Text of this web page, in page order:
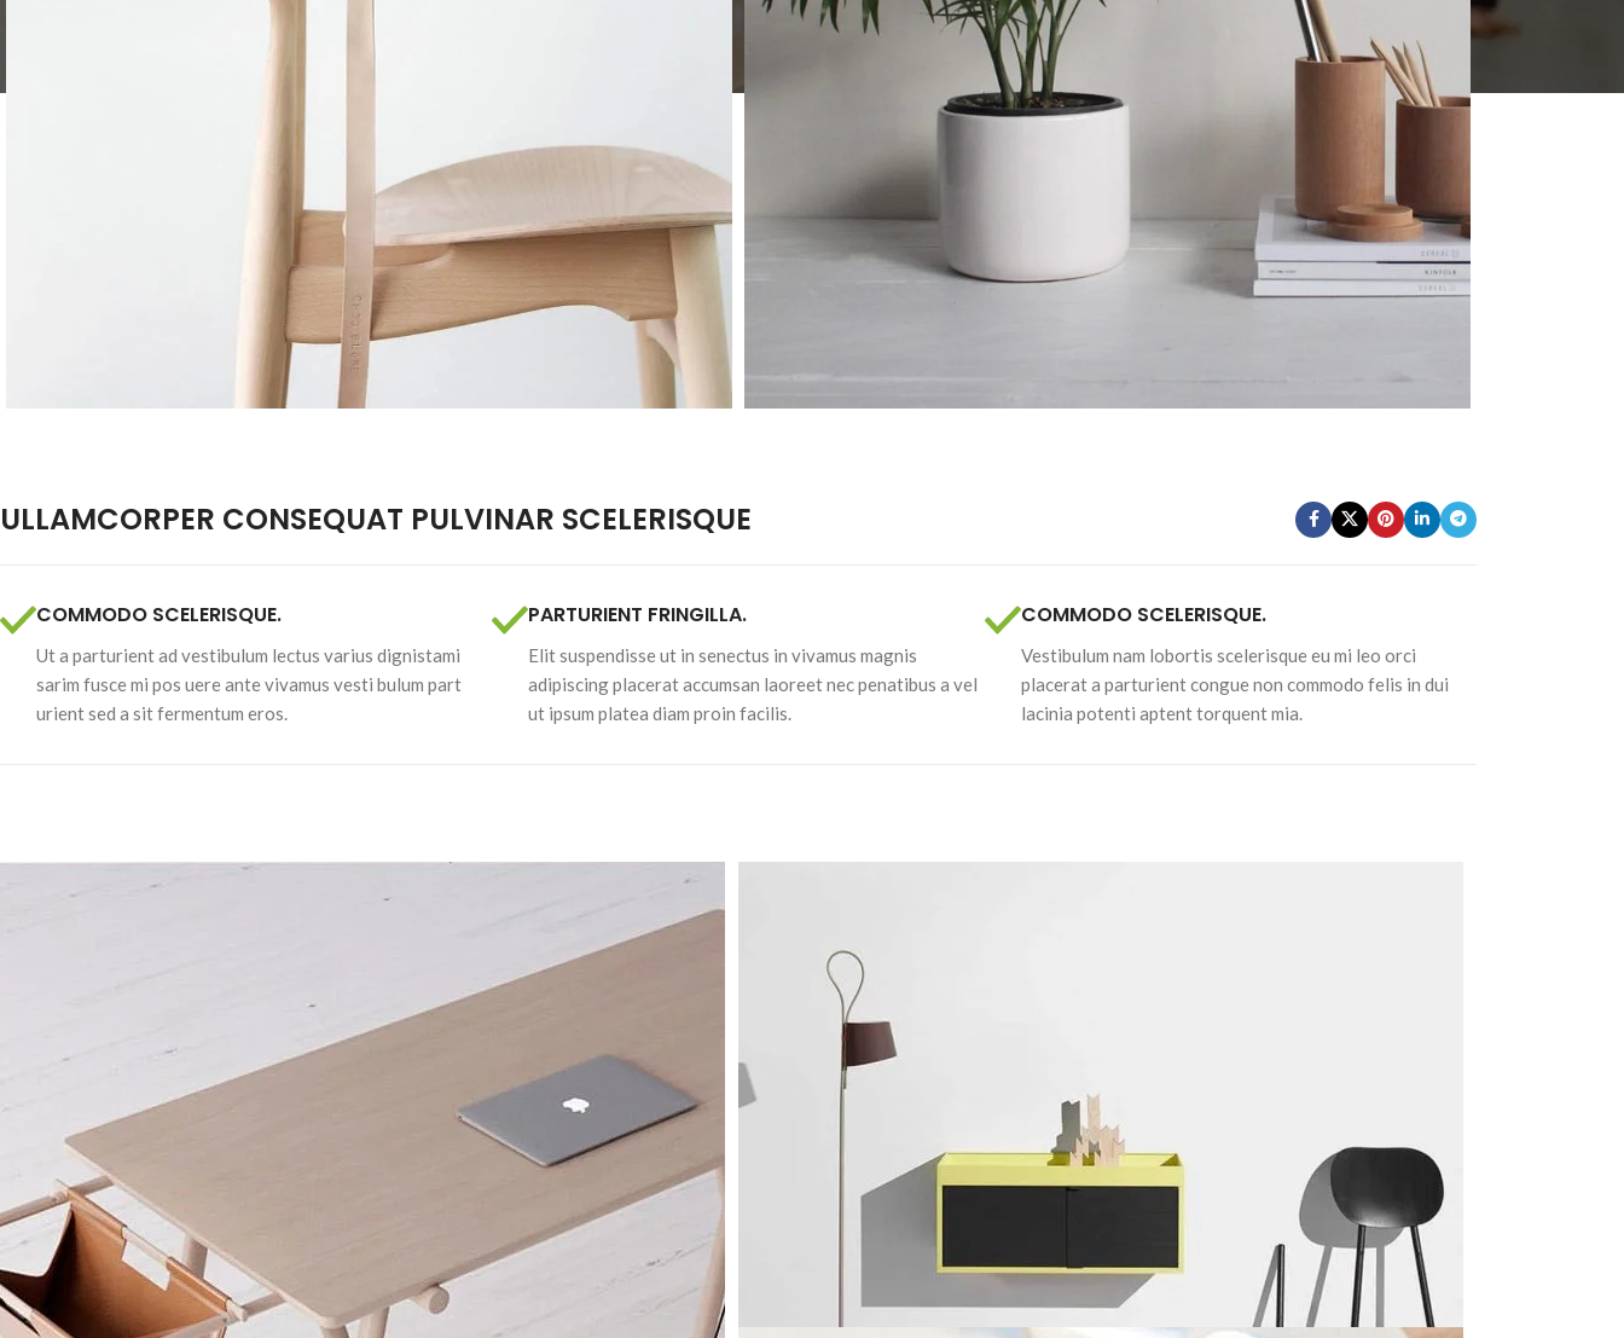
ULLAMCORPER CONSEQUAT PULVINAR SCELERISQUE
COMMODO SCELERISQUE.
Ut a parturient ad vestibulum lectus varius dignistami
sarim fusce mi pos uere ante vivamus vesti bulum part
urient sed a sit fermentum eros.
PARTURIENT FRINGILLA.
Elit suspendisse ut in senectus in vivamus magnis
adipiscing placerat accumsan laoreet nec penatibus a vel
ut ipsum platea diam proin facilis.
COMMODO SCELERISQUE.
Vestibulum nam lobortis scelerisque eu mi leo orci
placerat a parturient congue non commodo felis in dui
lacinia potenti aptent torquent mia.